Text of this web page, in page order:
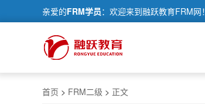
亲爱的FRM学员：欢迎来到融跃教育FRM网！
首页 > FRM二级 > 正文